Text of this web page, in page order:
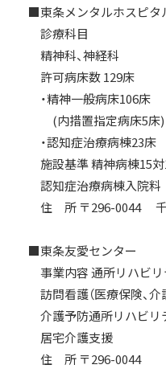
■東条メンタルホスピタ
診療科目
精神科、神経科
許可病床数 129床
・精神一般病床106床
(内措置指定病床5床)
・認知症治療病棟23床
施設基準 精神病棟15対1
認知症治療病棟入院料
住 所 〒296-0044 千葉
■東条友愛センター
事業内容 通所リハビリ
訪問看護（医療保険、介護
介護予防通所リハビリ
居宅介護支援
住 所 〒296-0044 千葉